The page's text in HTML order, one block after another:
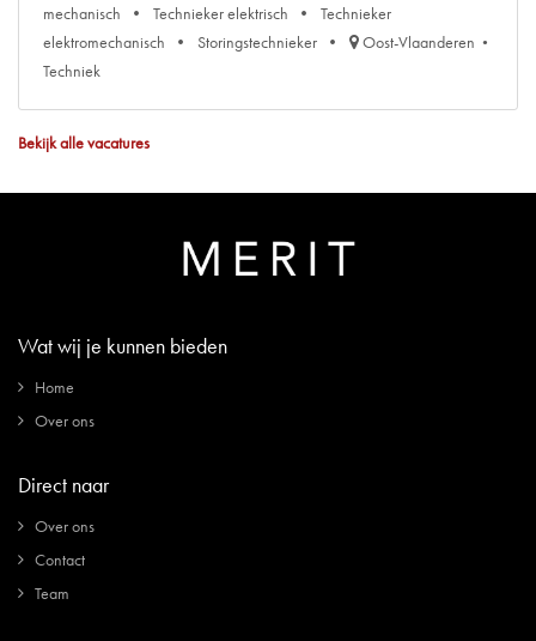
mechanisch
Technieker elektrisch
Technieker
elektromechanisch
Storingstechnieker
Oost-Vlaanderen
Techniek
Bekijk alle vacatures
Wat wij je kunnen bieden
Home
Over ons
Direct naar
Over ons
Contact
Team